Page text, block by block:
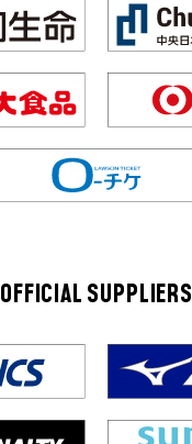
OFFICIAL SUPPLIERS